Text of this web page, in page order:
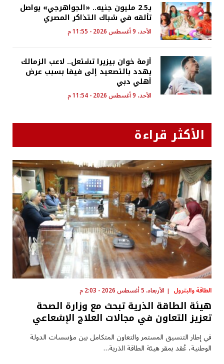
بـ2.5 مليون جنيه.. «الجواهرجي» يواصل
تألقه في شباك التذاكر المصري
الأحد، 9 أغسطس 2026 - 11:55 م
أزمة خوان بيزيرا تشتعل.. لاعب الزمالك
يهدد بالتصعيد إلى فيفا بسبب عرض
أهلي دبي
الأحد، 9 أغسطس 2026 - 11:54 م
الأكثر قراءة
الطاقة والبترول الأربعاء، 5 أغسطس 2026 - 2:03 م
هيئة الطاقة الذرية تبحث مع وزارة الصحة
تعزيز التعاون في مجالات العلاج الإشعاعي
في إطار التنسيق المستمر والتعاون المتكامل بين مؤسسات الدولة
الوطنية، عُقد بمقر هيئة الطاقة الذرية…